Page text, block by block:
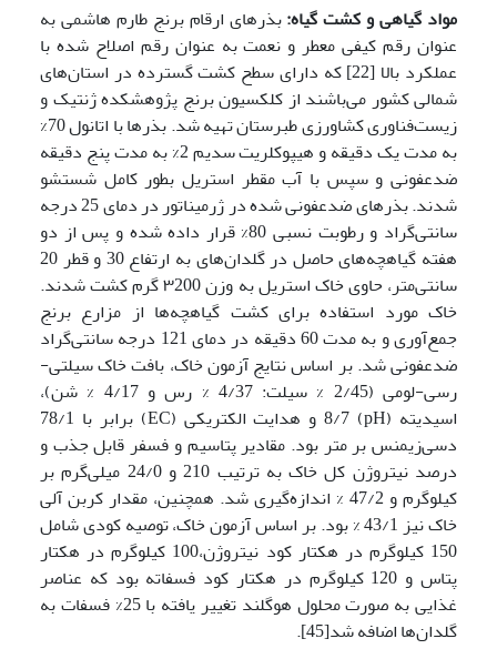
مواد گیاهی و کشت گیاه:بذرهای ارقام برنج طارم هاشمی به
عنوان رقم کیفی معطر و نعمت به عنوان رقم اصلاح شده با
عملکرد بالا [22] که دارای سطح کشت گسترده در استان‌های
شمالی کشور می‌باشند از کلکسیون برنج پژوهشکده ژنتیک و
زیست‌فناوری کشاورزی طبرستان تهیه شد. بذرها با اتانول 70%
به مدت یک دقیقه و هیپوکلریت سدیم 2% به مدت پنج دقیقه
ضدعفونی و سپس با آب مقطر استریل بطور کامل شستشو
شدند. بذرهای ضدعفونی شده در ژرمیناتور در دمای 25 درجه
سانتی‌گراد و رطوبت نسبی 80% قرار داده شده و پس از دو
هفته گیاهچه‌های حاصل در گلدان‌های به ارتفاع 30 و قطر 20
سانتی‌متر، حاوی خاک استریل به وزن ۳200 گرم کشت شدند.
خاک مورد استفاده برای کشت گیاهچه‌ها از مزارع برنج
جمع‌آوری و به مدت 60 دقیقه در دمای 121 درجه سانتی‌گراد
ضدعفونی شد. بر اساس نتایج آزمون خاک، بافت خاک سیلتی-
رسی-لومی (2/45 % سیلت: 4/37 % رس و 4/17 % شن)،
اسیدیته (pH) 8/7 و هدایت الکتریکی (EC) برابر با 78/1
دسی‌زیمنس بر متر بود. مقادیر پتاسیم و فسفر قابل جذب و
درصد نیتروژن کل خاک به ترتیب 210 و 24/0 میلی‌گرم بر
کیلوگرم و 47/2 % اندازه‌گیری شد. همچنین، مقدار کربن آلی
خاک نیز 43/1 % بود. بر اساس آزمون خاک، توصیه کودی شامل
150 کیلوگرم در هکتار کود نیتروژن،100 کیلوگرم در هکتار
پتاس و 120 کیلوگرم در هکتار کود فسفاته بود که عناصر
غذایی به صورت محلول هوگلند تغییر یافته با 25% فسفات به
گلدان‌ها اضافه شد[45].